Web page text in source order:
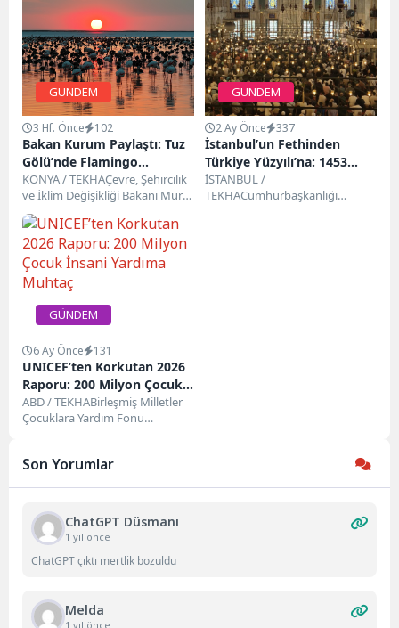
GÜNDEM
3 Hf. Önce 102
Bakan Kurum Paylaştı: Tuz
Gölü’nde Flamingo
Popülasyonu Zirveye Ulaştı
KONYA / TEKHAÇevre, Şehircilik
ve İklim Değişikliği Bakanı Murat
Kurum, Tuz Gölü’nde bu yıl
popülasyonu...
GÜNDEM
2 Ay Önce 337
İstanbul’un Fethinden
Türkiye Yüzyılı’na: 1453
Genç Hafız 1453 Hatm-i
Şerif Programı Düzenlendi
İSTANBUL /
TEKHACumhurbaşkanlığı
GÜNDEM
6 Ay Önce 131
UNICEF’ten Korkutan 2026
Raporu: 200 Milyon Çocuk
İnsani Yardıma Muhtaç
ABD / TEKHABirleşmiş Milletler
Çocuklara Yardım Fonu
dünya...
Son Yorumlar
ChatGPT Düsmanı
1 yıl önce
ChatGPT çıktı mertlik bozuldu
Melda
1 yıl önce